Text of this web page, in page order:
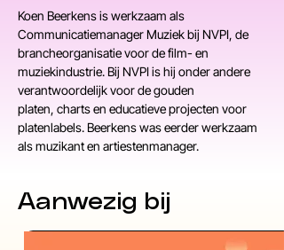
Koen Beerkens is werkzaam als
Communicatiemanager Muziek bij NVPI, de
brancheorganisatie voor de film- en
muziekindustrie. Bij NVPI is hij onder andere
verantwoordelijk voor de gouden
platen, charts en educatieve projecten voor
platenlabels. Beerkens was eerder werkzaam
als muzikant en artiestenmanager.
Aanwezig bij